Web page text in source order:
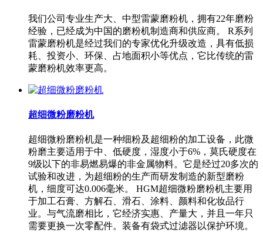
我们公司专业生产大、中型雷蒙磨粉机，拥有22年磨粉
经验，已经成为中国的磨粉机制造商和供应商。 R系列
雷蒙磨粉机是经过我们的专家优化升级改造，具有低损
耗、投资小、环保、占地面积小等优点，它比传统的雷
蒙磨粉机效率更高。
超细微粉磨粉机
超细微粉磨粉机是一种细粉及超细粉的加工设备，此微
粉磨主要适用于中、低硬度，湿度小于6%，莫氏硬度在
9级以下的非易燃易爆的非金属物料。它是经过20多次的
试验和改进，为超细粉的生产而研发制造的新型磨粉
机，细度可达0.006毫米。 HGM超细微粉磨粉机主要用
于加工石膏、方解石、滑石、涂料、颜料和化妆品行
业。与气流磨相比，它经济实惠、产量大，并且一年只
需要更换一次零配件。装备有袋式过滤器以保护环境。